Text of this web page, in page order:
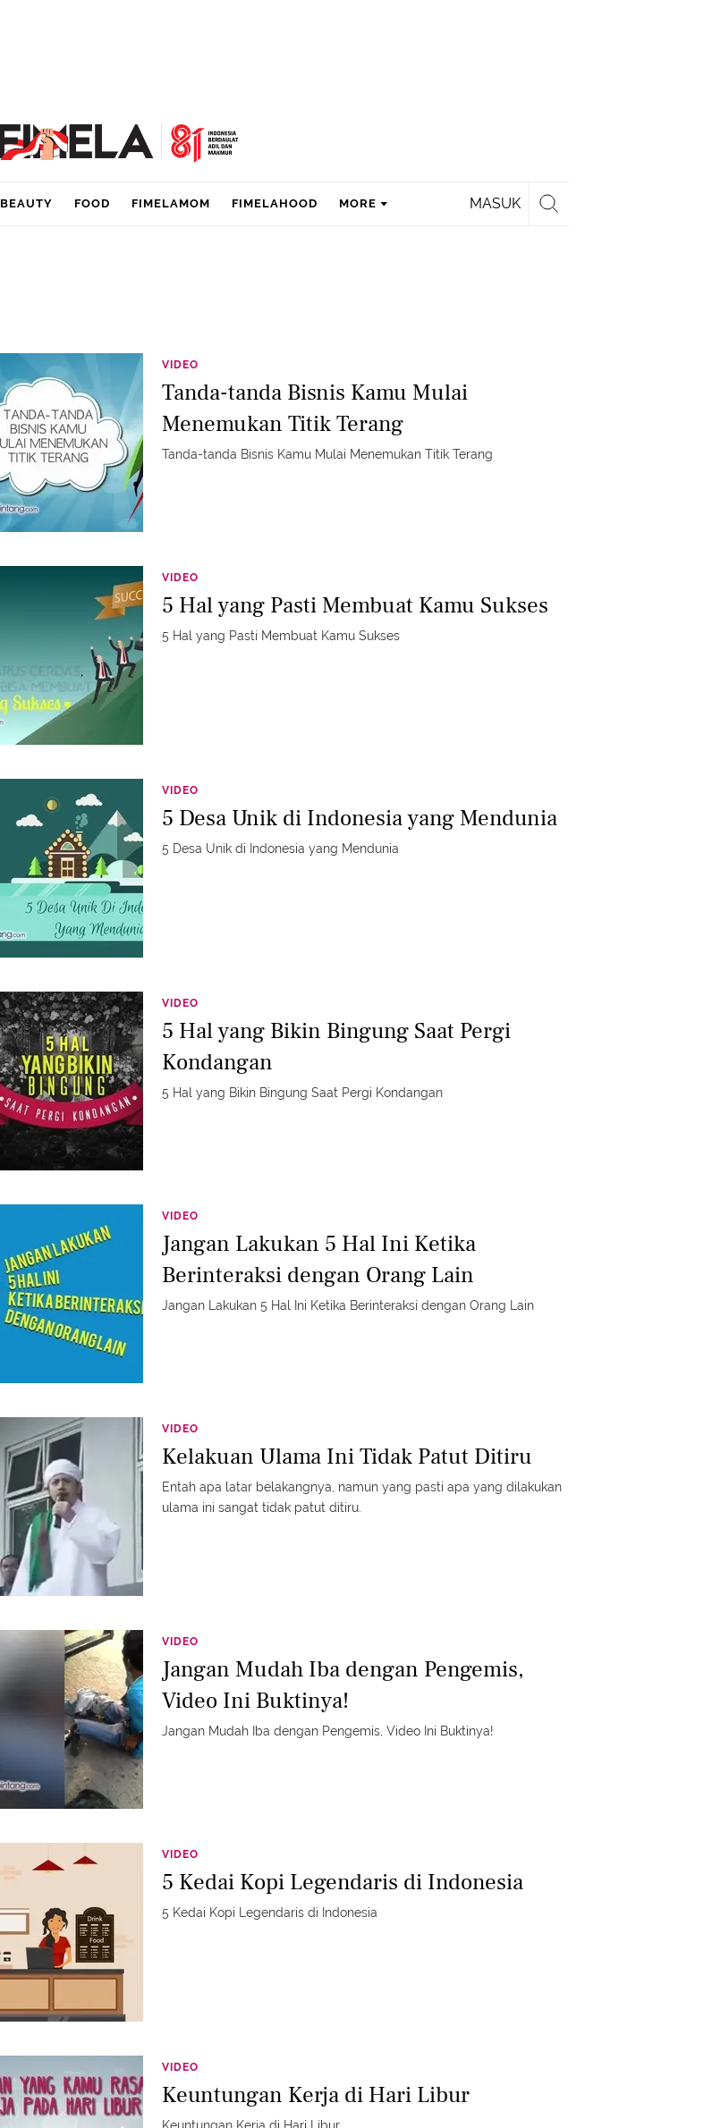
MASUK
BEAUTY FOOD FIMELAMOM FIMELAHOOD MORE
VIDEO
Tanda-tanda Bisnis Kamu Mulai
Menemukan Titik Terang
Tanda-tanda Bisnis Kamu Mulai Menemukan Titik Terang
VIDEO
5 Hal yang Pasti Membuat Kamu Sukses
5 Hal yang Pasti Membuat Kamu Sukses
VIDEO
5 Desa Unik di Indonesia yang Mendunia
5 Desa Unik di Indonesia yang Mendunia
VIDEO
5 Hal yang Bikin Bingung Saat Pergi
Kondangan
5 Hal yang Bikin Bingung Saat Pergi Kondangan
VIDEO
Jangan Lakukan 5 Hal Ini Ketika
Berinteraksi dengan Orang Lain
Jangan Lakukan 5 Hal Ini Ketika Berinteraksi dengan Orang Lain
VIDEO
Kelakuan Ulama Ini Tidak Patut Ditiru
Entah apa latar belakangnya, namun yang pasti apa yang dilakukan
ulama ini sangat tidak patut ditiru.
VIDEO
Jangan Mudah Iba dengan Pengemis,
Video Ini Buktinya!
Jangan Mudah Iba dengan Pengemis, Video Ini Buktinya!
VIDEO
5 Kedai Kopi Legendaris di Indonesia
5 Kedai Kopi Legendaris di Indonesia
VIDEO
Keuntungan Kerja di Hari Libur